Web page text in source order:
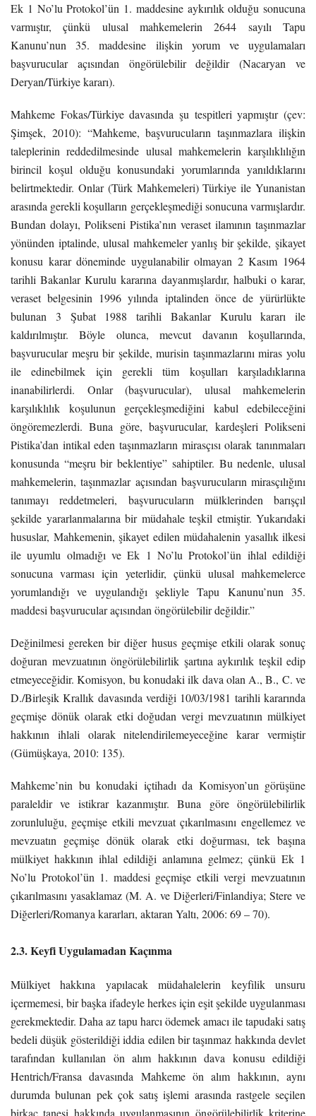
Ek 1 No’lu Protokol’ün 1. maddesine aykırılık olduğu sonucuna
varmıştır, çünkü ulusal mahkemelerin 2644 sayılı Tapu
Kanunu’nun 35. maddesine ilişkin yorum ve uygulamaları
başvurucular açısından öngörülebilir değildir (Nacaryan ve
Deryan/Türkiye kararı).
Mahkeme Fokas/Türkiye davasında şu tespitleri yapmıştır (çev:
Şimşek, 2010): “Mahkeme, başvurucuların taşınmazlara ilişkin
taleplerinin reddedilmesinde ulusal mahkemelerin karşılıklılığın
birincil koşul olduğu konusundaki yorumlarında yanıldıklarını
belirtmektedir. Onlar (Türk Mahkemeleri) Türkiye ile Yunanistan
arasında gerekli koşulların gerçekleşmediği sonucuna varmışlardır.
Bundan dolayı, Polikseni Pistika’nın veraset ilamının taşınmazlar
yönünden iptalinde, ulusal mahkemeler yanlış bir şekilde, şikayet
konusu karar döneminde uygulanabilir olmayan 2 Kasım 1964
tarihli Bakanlar Kurulu kararına dayanmışlardır, halbuki o karar,
veraset belgesinin 1996 yılında iptalinden önce de yürürlükte
bulunan 3 Şubat 1988 tarihli Bakanlar Kurulu kararı ile
kaldırılmıştır. Böyle olunca, mevcut davanın koşullarında,
başvurucular meşru bir şekilde, murisin taşınmazlarını miras yolu
ile edinebilmek için gerekli tüm koşulları karşıladıklarına
inanabilirlerdi. Onlar (başvurucular), ulusal mahkemelerin
karşılıklılık koşulunun gerçekleşmediğini kabul edebileceğini
öngöremezlerdi. Buna göre, başvurucular, kardeşleri Polikseni
Pistika’dan intikal eden taşınmazların mirasçısı olarak tanınmaları
konusunda “meşru bir beklentiye” sahiptiler. Bu nedenle, ulusal
mahkemelerin, taşınmazlar açısından başvurucuların mirasçılığını
tanımayı reddetmeleri, başvurucuların mülklerinden barışçıl
şekilde yararlanmalarına bir müdahale teşkil etmiştir. Yukarıdaki
hususlar, Mahkemenin, şikayet edilen müdahalenin yasallık ilkesi
ile uyumlu olmadığı ve Ek 1 No’lu Protokol’ün ihlal edildiği
sonucuna varması için yeterlidir, çünkü ulusal mahkemelerce
yorumlandığı ve uygulandığı şekliyle Tapu Kanunu’nun 35.
maddesi başvurucular açısından öngörülebilir değildir.”
Değinilmesi gereken bir diğer husus geçmişe etkili olarak sonuç
doğuran mevzuatının öngörülebilirlik şartına aykırılık teşkil edip
etmeyeceğidir. Komisyon, bu konudaki ilk dava olan A., B., C. ve
D./Birleşik Krallık davasında verdiği 10/03/1981 tarihli kararında
geçmişe dönük olarak etki doğudan vergi mevzuatının mülkiyet
hakkının ihlali olarak nitelendirilemeyeceğine karar vermiştir
(Gümüşkaya, 2010: 135).
Mahkeme’nin bu konudaki içtihadı da Komisyon’un görüşüne
paraleldir ve istikrar kazanmıştır. Buna göre öngörülebilirlik
zorunluluğu, geçmişe etkili mevzuat çıkarılmasını engellemez ve
mevzuatın geçmişe dönük olarak etki doğurması, tek başına
mülkiyet hakkının ihlal edildiği anlamına gelmez; çünkü Ek 1
No’lu Protokol’ün 1. maddesi geçmişe etkili vergi mevzuatının
çıkarılmasını yasaklamaz (M. A. ve Diğerleri/Finlandiya; Stere ve
Diğerleri/Romanya kararları, aktaran Yaltı, 2006: 69 – 70).
2.3. Keyfi Uygulamadan Kaçınma
Mülkiyet hakkına yapılacak müdahalelerin keyfilik unsuru
içermemesi, bir başka ifadeyle herkes için eşit şekilde uygulanması
gerekmektedir. Daha az tapu harcı ödemek amacı ile tapudaki satış
bedeli düşük gösterildiği iddia edilen bir taşınmaz hakkında devlet
tarafından kullanılan ön alım hakkının dava konusu edildiği
Hentrich/Fransa davasında Mahkeme ön alım hakkının, aynı
durumda bulunan pek çok satış işlemi arasında rastgele seçilen
birkaç tanesi hakkında uygulanmasının öngörülebilirlik kriterine